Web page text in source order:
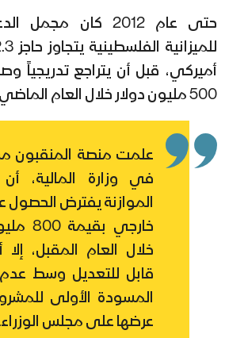
حتى عام 2012 كان
أميركي، قبل أن يتراجع تدريجياً
500 مليون دولار خلال العام الماضي 2024.
علمت منصة المنقبون
في وزارة المالية،
الموازنة يفترض
خارجي
خلال العام المقبل، إلا
قابل للتعديل وسط
المسودة الأولى
عرضها على مجلس